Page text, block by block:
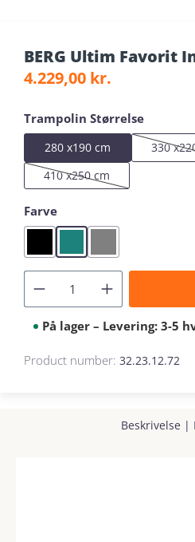
BERG Ultim Favorit
Regular price:
4.229,00 kr.
Select
Trampolin Størrelse
280 x190 cm 330
410 x250 cm
(This option is currently
Select
Farve
Black Green
På lager – Levering: 3-5
Product number: 32.23.12.72
Beskrivelse |